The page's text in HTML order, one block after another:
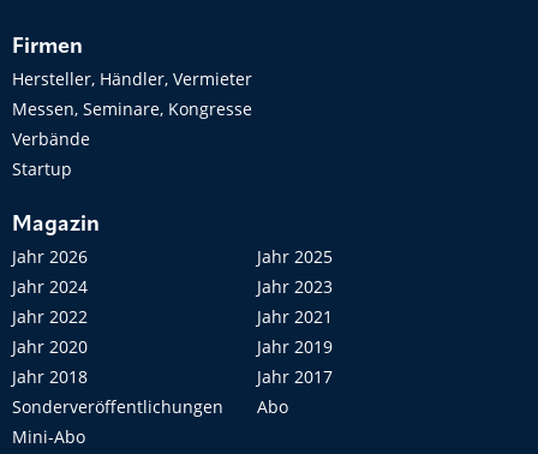
Firmen
Hersteller, Händler, Vermieter
Messen, Seminare, Kongresse
Verbände
Startup
Magazin
Jahr 2026
Jahr 2025
Jahr 2024
Jahr 2023
Jahr 2022
Jahr 2021
Jahr 2020
Jahr 2019
Jahr 2018
Jahr 2017
Sonderveröffentlichungen
Abo
Mini-Abo